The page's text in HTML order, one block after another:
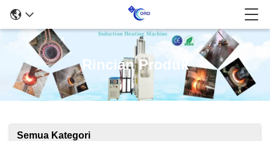
Rincian Produk
Semua Kategori